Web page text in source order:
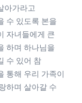
아가라고
수 있도록 본을
자녀들에게 큰
하며 하나님을
수 있어 참
통해 우리 가족이
하며 살아갈 수